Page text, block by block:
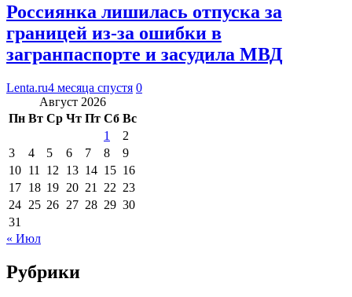
Россиянка лишилась отпуска за
границей из-за ошибки в
загранпаспорте и засудила МВД
Lenta.ru4 месяца спустя 0
Август 2026
Пн Вт Ср Чт Пт Сб Вс
1
2
3
4 5 6 7 8
9
10 11 12 13 14 15 16
17 18 19 20 21 22 23
24 25 26 27 28 29 30
31
« Июл
Рубрики